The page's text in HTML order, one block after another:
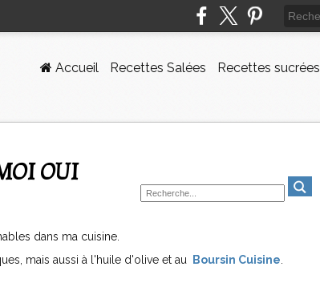
Accueil Recettes Salées Recettes sucrées
OUI
dans ma cuisine.
mais aussi à l'huile d'olive et au
Boursin Cuisine